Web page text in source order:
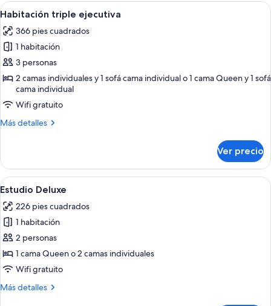
Abrir
todas
las
fotos
de
Habitación
triple
ejecutiva
Habitación de hotel con una cama
8
Habitación triple ejecutiva
366 pies cuadrados
1 habitación
3 personas
2 camas individuales y 1 sofá cama individual o 1 cama Queen y 1 sofá
cama individual
Wifi gratuito
Más detalles
Más
triple
ejecutiva
Ver precio
Abrir
todas
las
fotos
de
Estudio
Deluxe
Una habitación de hotel con una
7
Estudio Deluxe
226 pies cuadrados
1 habitación
2 personas
1 cama Queen o 2 camas individuales
Wifi gratuito
Más detalles
Más